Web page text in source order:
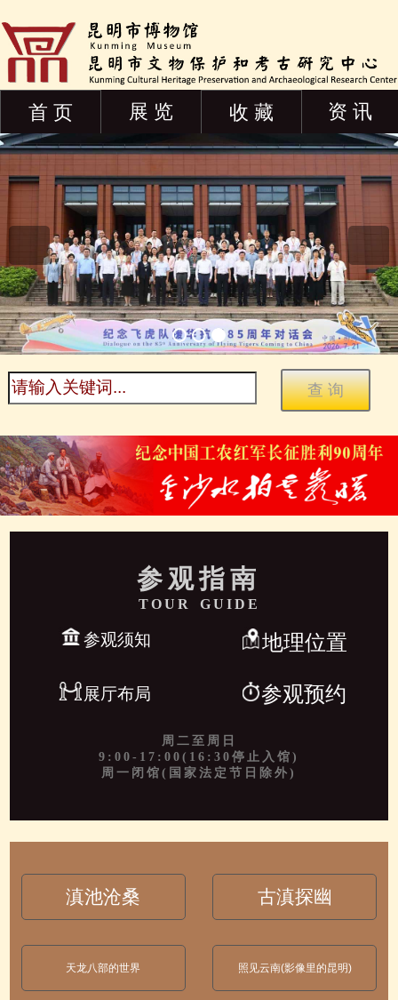
首 页 展 览 收 藏 资 讯
参观指南
TOUR GUIDE
参观须知 地理位置
展厅布局 参观预约
周二至周日
9:00-17:00(16:30停止入馆)
周一闭馆(国家法定节日除外)
滇池沧桑 古滇探幽
天龙八部的世界 照见云南(影像里的昆明)